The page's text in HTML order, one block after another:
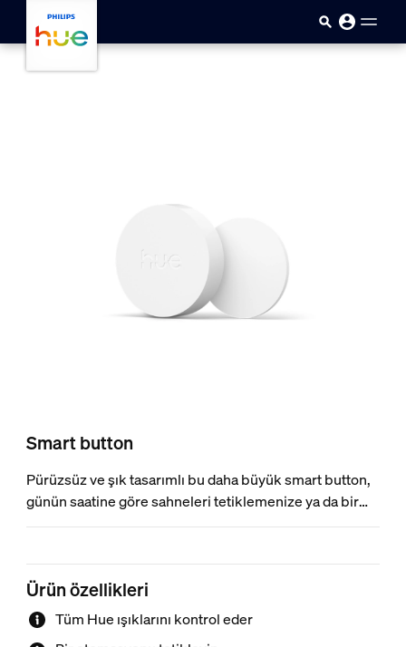
Smart button
Pürüzsüz ve şık tasarımlı bu daha büyük smart button,
günün saatine göre sahneleri tetiklemenize ya da bir
seçenek içerisinde dolaşmanıza olanak tanır. Bunu
artırabilir, hatta bir otomasyon başlatacak şekilde
ayarlayabilirsiniz.
Ürün özellikleri
Tüm Hue ışıklarını kontrol eder